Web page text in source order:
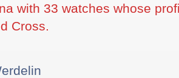
with 33 watches whose
Cross.